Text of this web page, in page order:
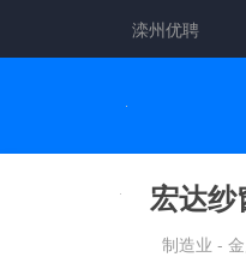
滦州优聘
宏达纱
制造业 -